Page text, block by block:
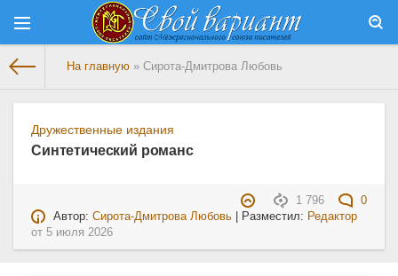
На главную » Сирота-Дмитрова Любовь
Дружественные издания
Синтетический романс
1 796
0
Автор:Сирота-Дмитрова Любовь | Разместил: Редактор
от 5 июля 2026